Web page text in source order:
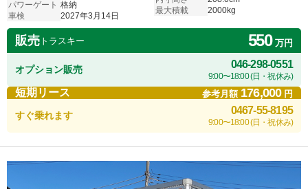
パワーゲート 格納
車検
2027年3月14日
最大積載
2000kg
販売 トラスキー 550万円
オプション販売 046-298-0551
9:00〜18:00 (日・祝休み)
短期リース 参考月額 176,000円
すぐ乗れます 0467-55-8195
9:00〜18:00 (日・祝休み)